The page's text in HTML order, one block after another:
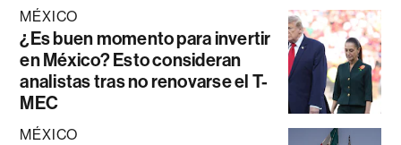
MÉXICO
¿Es buen momento para invertir
en México? Esto consideran
analistas tras no renovarse el T-
MEC
MÉXICO